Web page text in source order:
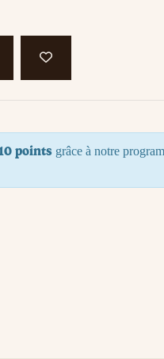
points grâce à notre